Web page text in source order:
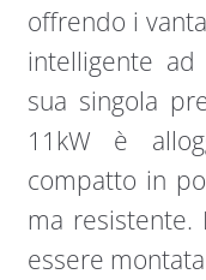
offrendo i
intelligente ad
sua singola
11kW è
compatto in
ma resistente.
essere